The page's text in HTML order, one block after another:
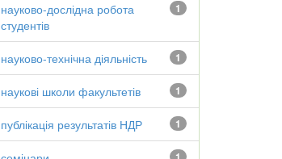
1
науково-дослідна робота
студентів
1
науково-технічна діяльність
1
наукові школи факультетів
1
публікація результатів НДР